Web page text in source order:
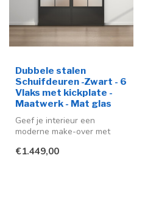
Dubbele stalen
Schuifdeuren -Zwart - 6
Vlaks met kickplate -
Maatwerk - Mat glas
Geef je interieur een
moderne make-over met
schuifdeur me...
€1.449,00